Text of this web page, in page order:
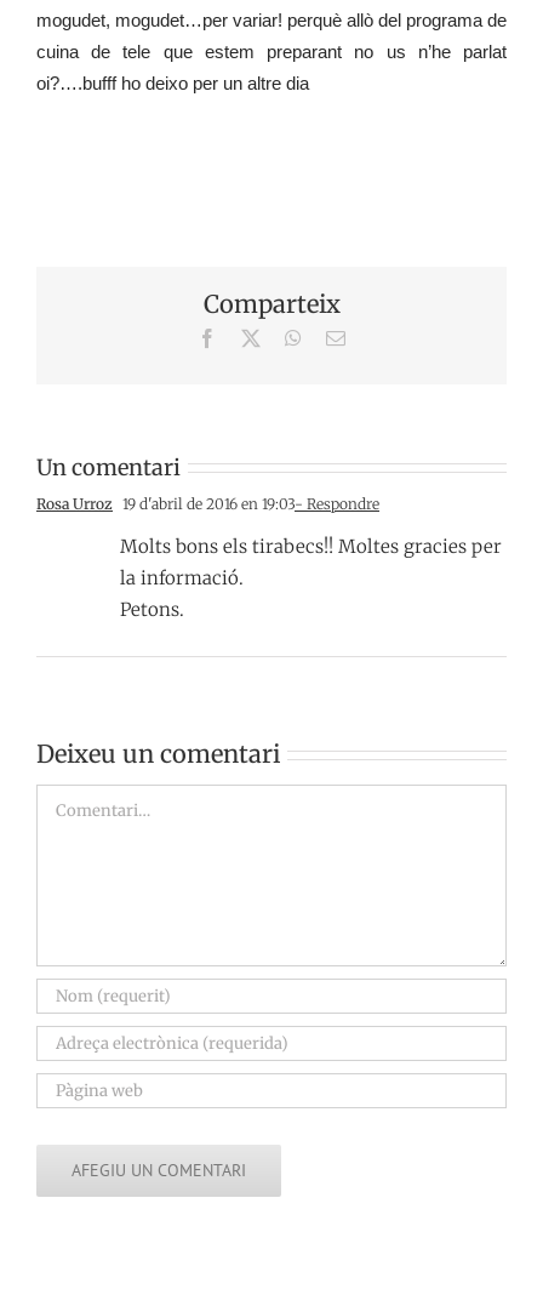
mogudet, mogudet…per variar! perquè allò del programa de
cuina de tele que estem preparant no us n’he parlat
oi?….bufff ho deixo per un altre dia
Comparteix
Facebook WhatsApp
Email:
Un comentari
Rosa Urroz 19 d'abril de 2016 en 19:03- Respondre
Molts bons els tirabecs!! Moltes gracies per
la informació.
Petons.
Deixeu un comentari
Comment